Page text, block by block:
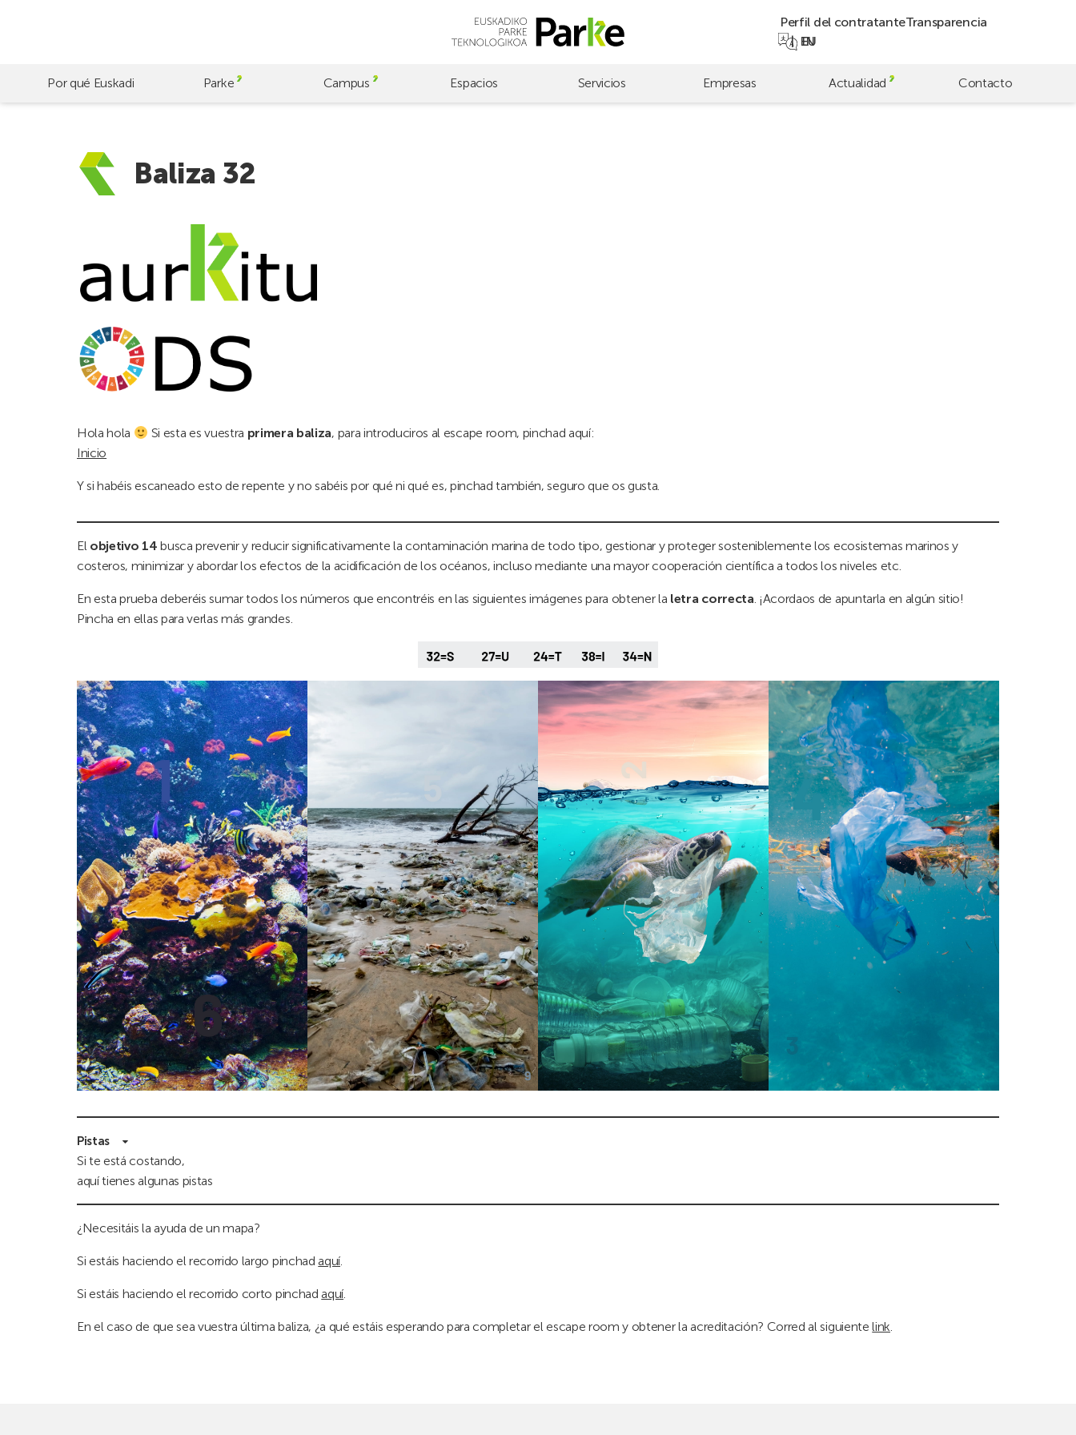
Perfil del contratanteTransparencia
EU
EN
Por qué Euskadi Parke Campus Espacios Servicios Empresas Actualidad Contacto
Baliza 32
Hola hola Si esta es vuestra primera baliza, para introduciros al escape room, pinchad aquí:
Inicio
Y si habéis escaneado esto de repente y no sabéis por qué ni qué es, pinchad también, seguro que os gusta.
El objetivo 14 busca prevenir y reducir significativamente la contaminación marina de todo tipo, gestionar y proteger sosteniblemente los ecosistemas marinos y
costeros, minimizar y abordar los efectos de la acidificación de los océanos, incluso mediante una mayor cooperación científica a todos los niveles etc.
En esta prueba deberéis sumar todos los números que encontréis en las siguientes imágenes para obtener la letra correcta. ¡Acordaos de apuntarla en algún sitio!
Pincha en ellas para verlas más grandes.
Pistas
Si te está costando,
aquí tienes algunas pistas
¿Necesitáis la ayuda de un mapa?
Si estáis haciendo el recorrido largo pinchad aquí.
Si estáis haciendo el recorrido corto pinchad aquí.
En el caso de que sea vuestra última baliza, ¿a qué estáis esperando para completar el escape room y obtener la acreditación? Corred al siguientelink.